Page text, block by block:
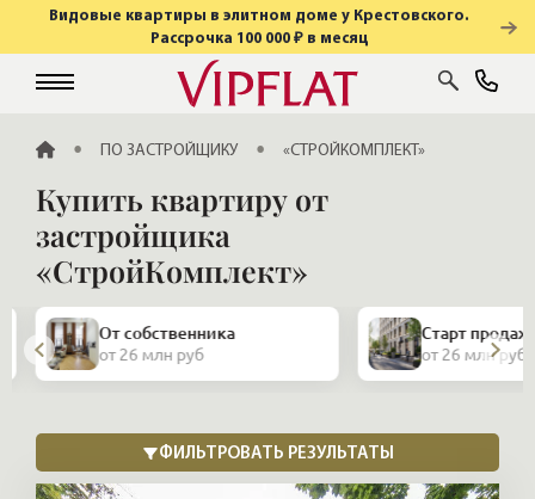
Видовые квартиры в элитном доме у Крестовского.
Рассрочка 100 000 ₽ в месяц
ГЛАВНАЯПО ЗАСТРОЙЩИКУ «СТРОЙКОМПЛЕКТ»
Купить квартиру от
застройщика
«СтройКомплект»
От собственника
от 26 млн руб
Старт продаж
от 26 млн руб